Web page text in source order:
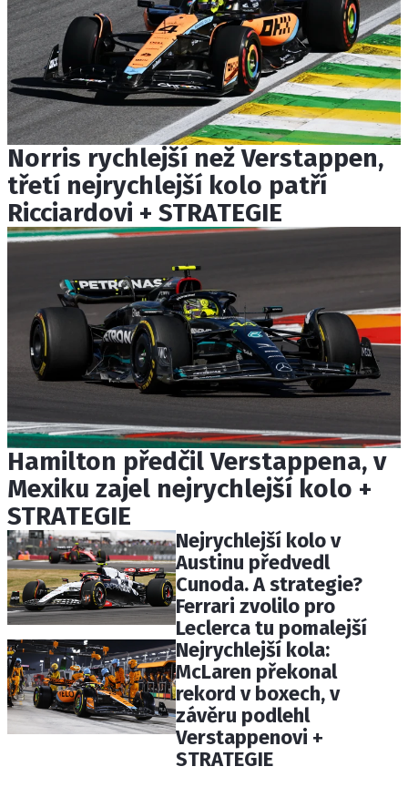
Norris rychlejší než Verstappen,
třetí nejrychlejší kolo patří
Ricciardovi + STRATEGIE
Hamilton předčil Verstappena, v
Mexiku zajel nejrychlejší kolo +
STRATEGIE
Nejrychlejší kolo v
Austinu předvedl
Cunoda. A strategie?
Ferrari zvolilo pro
Leclerca tu pomalejší
Nejrychlejší kola:
McLaren překonal
rekord v boxech, v
závěru podlehl
Verstappenovi +
STRATEGIE